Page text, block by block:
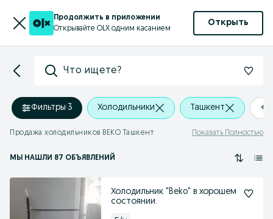
Продолжить в приложении
Открывайте OLX одним касанием
Открыть
Что ищете?
Фильтры·3 Холодильники Ташкент +0
Продажа холодильников BEKO Ташкент Показать Полностью
МЫ НАШЛИ 87 ОБЪЯВЛЕНИЙ
Холодильник "Beko" в хорошем
состоянии.